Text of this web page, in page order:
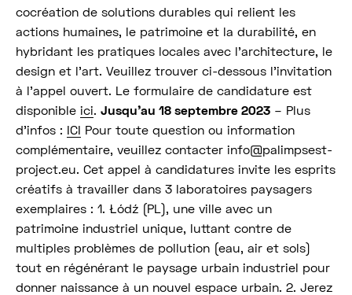
cocréation de solutions durables qui relient les
actions humaines, le patrimoine et la durabilité, en
hybridant les pratiques locales avec l’architecture, le
design et l’art. Veuillez trouver ci-dessous l’invitation
à l’appel ouvert. Le formulaire de candidature est
disponible ici. Jusqu’au 18 septembre 2023 – Plus
d’infos :
ICI
Pour toute question ou information
complémentaire, veuillez contacter info@palimpsest-
project.eu. Cet appel à candidatures invite les esprits
créatifs à travailler dans 3 laboratoires paysagers
exemplaires : 1. Łódź (PL), une ville avec un
patrimoine industriel unique, luttant contre de
multiples problèmes de pollution (eau, air et sols)
tout en régénérant le paysage urbain industriel pour
donner naissance à un nouvel espace urbain. 2. Jerez